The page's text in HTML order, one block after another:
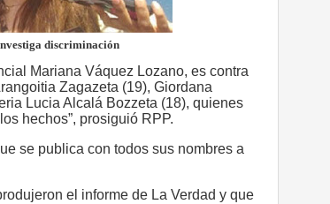
discriminación
Mariana Váquez Lozano, es contra
Zagazeta (19), Giordana
Lucia Alcalá Bozzeta (18), quienes
hechos”, prosiguió RPP.
se publica con todos sus nombres a
el informe de La Verdad y que